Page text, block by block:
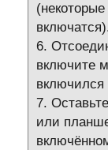
6.
включите
включился
7.
или